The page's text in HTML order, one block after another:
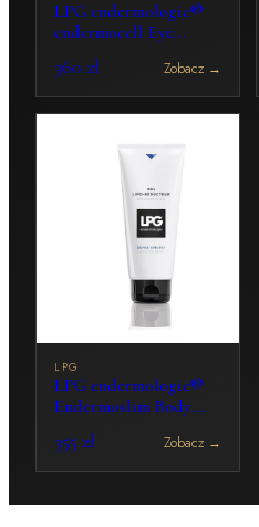
LPG endermologie®
endermocell Eye
Cream 15 ml
360 zł Zobacz →
LPG
LPG endermologie®
Endermoslim Body
Shaping Gel 200 ml
355 zł Zobacz →